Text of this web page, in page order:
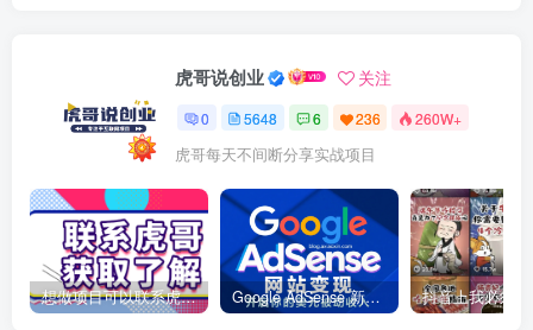
虎哥说创业 关注
0 5648 6 236 260W+
虎哥每天不间断分享实战项目
想做项目可以联系虎哥微信 虎哥一对一解答并且远程视频教学 Google AdSense 新手接入教程：虎哥手把手教你用网站赚取美元收入